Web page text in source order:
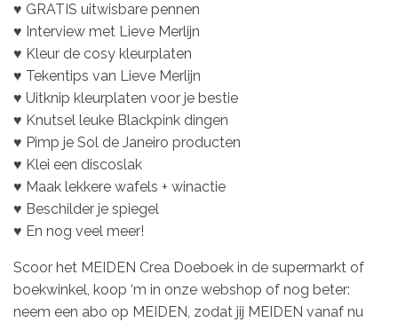
♥ GRATIS uitwisbare pennen
♥ Interview met Lieve Merlijn
♥ Kleur de cosy kleurplaten
♥ Tekentips van Lieve Merlijn
♥ Uitknip kleurplaten voor je bestie
♥ Knutsel leuke Blackpink dingen
♥ Pimp je Sol de Janeiro producten
♥ Klei een discoslak
♥ Maak lekkere wafels + winactie
♥ Beschilder je spiegel
♥ En nog veel meer!
Scoor het MEIDEN Crea Doeboek in de supermarkt of
boekwinkel, koop ‘m in onze webshop of nog beter:
neem een abo op MEIDEN, zodat jij MEIDEN vanaf nu